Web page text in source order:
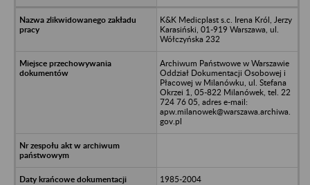
K&K Medicplast s.c. Irena Król, Jerzy
Karasiński, 01-919 Warszawa, ul.
Wółczyńska 232
Archiwum Państwowe w Warszawie
Oddział Dokumentacji Osobowej i
Płacowej w Milanówku, ul. Stefana
Okrzei 1, 05-822 Milanówek, tel. 22
724 76 05, adres e-mail:
apw.milanowek@warszawa.archiwa.
gov.pl
1985-2004